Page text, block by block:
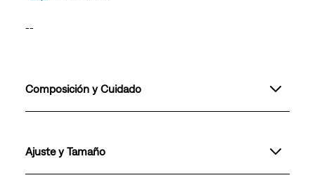
--
Composición y Cuidado
Ajuste y Tamaño